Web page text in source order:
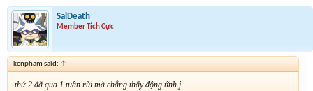
SalDeath
Member Tích Cực
kenpham said: ↑
thứ 2 đã qua 1 tuần rùi mà chẳng thấy động tĩnh j